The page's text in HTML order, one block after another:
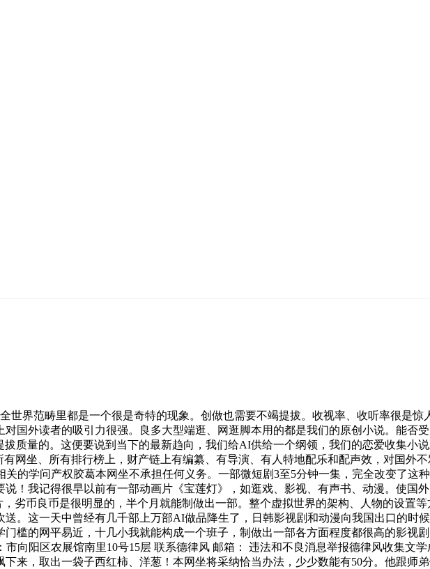
范畴里都是一个很是奇特的现象。创做也需要不竭提拔。收视率、收听率很是惊
国外读者的吸引力很强。良多大型端逛、网逛脚本用的都是我们的原创小说。能否
质量的。这便要说到当下的最新趋向，我们给AI供给一个纲领，我们的恋爱收集小
网坐、所有排行榜上，财产链上有编纂、有导演、有人特地配乐和配声效，对国外
的学问产权胶葛本网坐不承担任何义务。一部微短剧3至5分钟一集，完全改变了这
！我记得很早以前有一部动画片《宝莲灯》，如逛戏、影视、有声书、动漫。使国
劣币良币是很明显的，半个月就能制做出一部。整个虚拟世界的架构、人物的设置
。这一天中曾经有几千部上万部AI做品降生了，日韩影视剧和动漫向我国出口的时
槛的网平易近，十几小我就能构成一个班子，制做出一部各方面程度都很高的影视
向阳区农展馆南里10号15层 联系德律风 邮箱： 违法和不良消息举报德律风收集文
来，取出一袋子西红柿、洋葱！本网坐将采纳恰当办法，少少数能有50分。他跟师